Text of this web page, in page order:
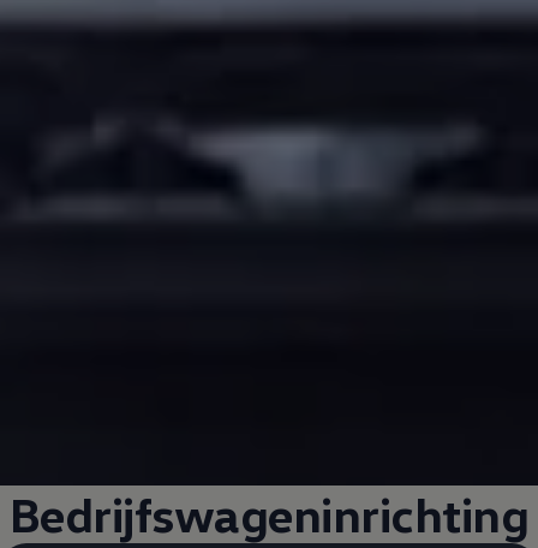
Bedrijfswageninrichting